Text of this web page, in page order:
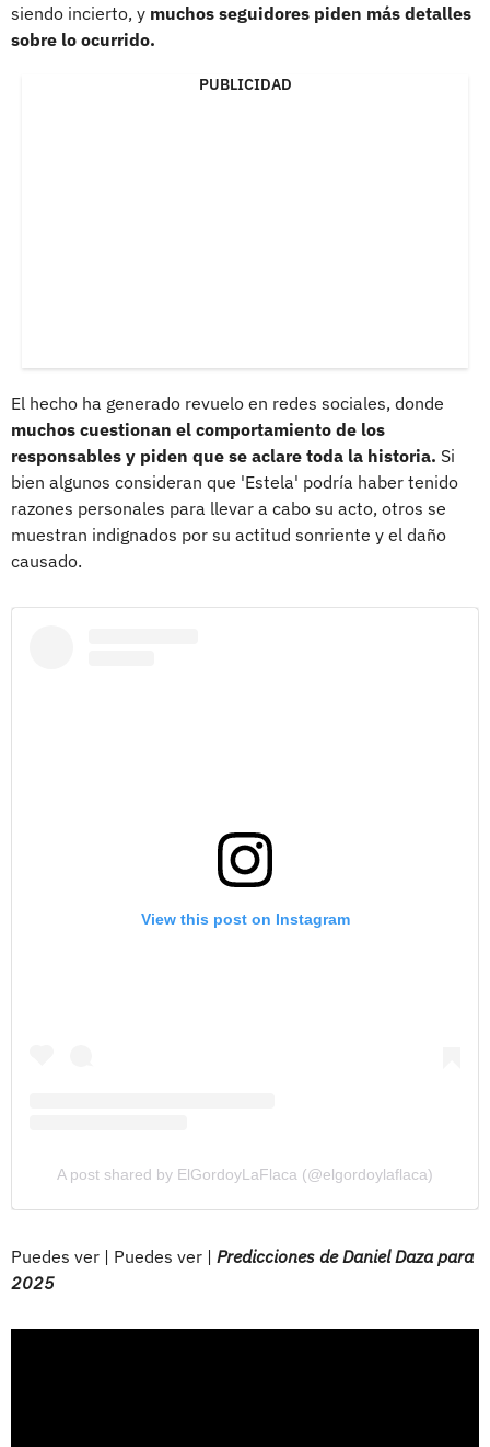
siendo incierto, y muchos seguidores piden más detalles
sobre lo ocurrido.
PUBLICIDAD
El hecho ha generado revuelo en redes sociales, donde
muchos cuestionan el comportamiento de los
responsables y piden que se aclare toda la historia. Si
bien algunos consideran que 'Estela' podría haber tenido
razones personales para llevar a cabo su acto, otros se
muestran indignados por su actitud sonriente y el daño
causado.
View this post on Instagram
A post shared by ElGordoyLaFlaca (@elgordoylaflaca)
Puedes ver | Puedes ver | Predicciones de Daniel Daza para
2025